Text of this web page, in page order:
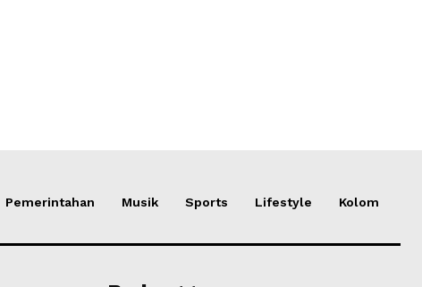
Pemerintahan Musik Sports Lifestyle Kolom